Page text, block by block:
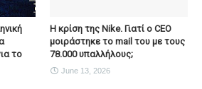
το
Η κρίση της Nike. Γιατί ο CEO
μοιράστηκε το mail του με τους
78.000 υπαλλήλους;
June 13, 2026